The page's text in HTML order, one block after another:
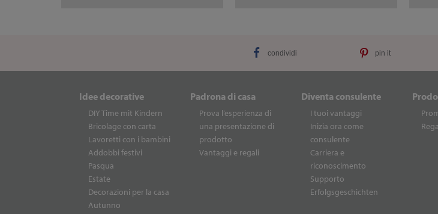
condividi pin it
Idee decorative
DIY Time mit Kindern
Bricolage con carta
Lavoretti con i bambini
Addobbi festivi
Pasqua
Estate
Decorazioni per la casa
Autunno
Padrona di casa
Prova l’esperienza di
una presentazione di
prodotto
Vantaggi e regali
Diventa consulente
I tuoi vantaggi
Inizia ora come
consulente
Carriera e
riconoscimento
Supporto
Erfolgsgeschichten